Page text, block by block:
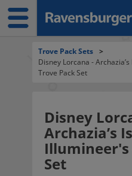
Trove Pack Sets >
Disney Lorcana -
Trove Pack Set
Disney
Archazia’s
Illumineer's
Set